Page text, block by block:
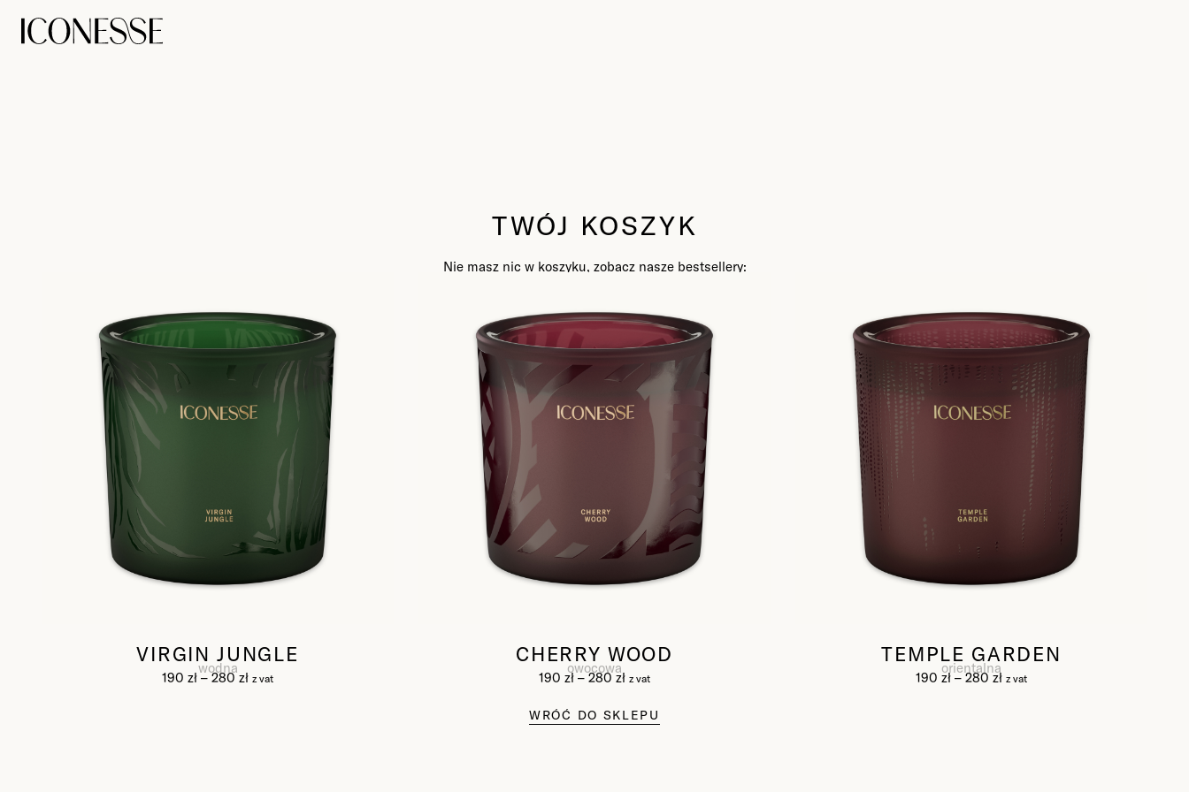
TWÓJ KOSZYK
Nie masz nic w koszyku, zobacz nasze bestsellery:
VIRGIN JUNGLE
wodna
190 zł–280zł z vat
CHERRY WOOD
owocowa
190 zł–280zł z vat
TEMPLE GARDEN
orientalna
190 zł–280zł z vat
WRÓĆ DO SKLEPU